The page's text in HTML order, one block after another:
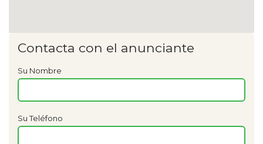
Contacta con el anunciante
Su Nombre
Su Teléfono